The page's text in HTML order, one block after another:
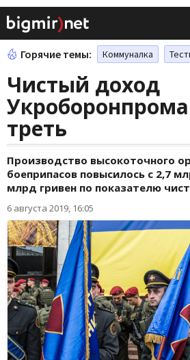
Горячие темы: Коммуналка
Чистый доход
треть
Производство высокоточного
боеприпасов повысилось с 2,7
млрд гривен по показателю
6 августа 2019, 16:05